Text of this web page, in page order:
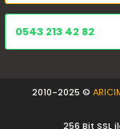
0543 213 42 82
2010-2025 ©
256 Bit SSL